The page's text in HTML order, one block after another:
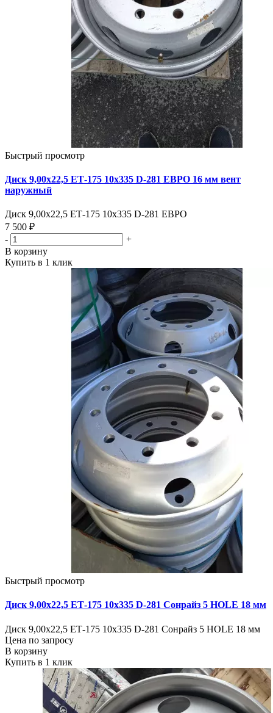
Быстрый просмотр
Диск 9,00х22,5 ЕТ-175 10х335 D-281 ЕВРО 16 мм вент
наружный
Диск 9,00х22,5 ЕТ-175 10х335 D-281 ЕВРО
7 500 ₽
-
+
В корзину
Купить в 1 клик
Быстрый просмотр
Диск 9,00х22,5 ЕТ-175 10х335 D-281 Сонрайз 5 HOLE 18 мм
Диск 9,00х22,5 ЕТ-175 10х335 D-281 Сонрайз 5 HOLE 18 мм
Цена по запросу
В корзину
Купить в 1 клик